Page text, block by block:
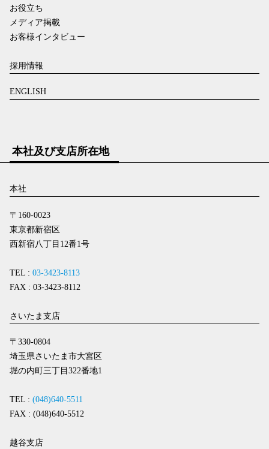
お役立ち
メディア掲載
お客様インタビュー
採用情報
ENGLISH
本社及び支店所在地
本社
〒160-0023
東京都新宿区
西新宿八丁目12番1号
TEL : 03-3423-8113
FAX : 03-3423-8112
さいたま支店
〒330-0804
埼玉県さいたま市大宮区
堀の内町三丁目322番地1
TEL : (048)640-5511
FAX : (048)640-5512
越谷支店